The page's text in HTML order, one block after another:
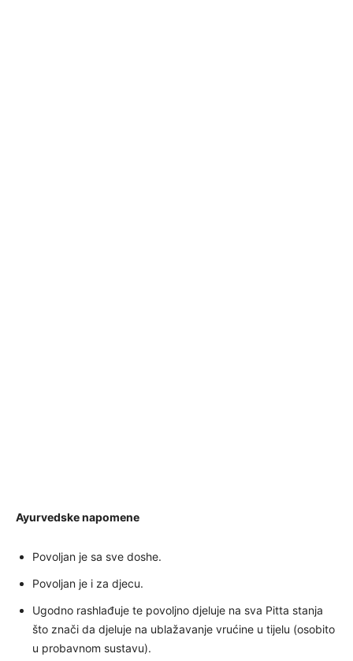
Ayurvedske napomene
Povoljan je sa sve doshe.
Povoljan je i za djecu.
Ugodno rashlađuje te povoljno djeluje na sva Pitta stanja
što znači da djeluje na ublažavanje vrućine u tijelu (osobito
u probavnom sustavu).